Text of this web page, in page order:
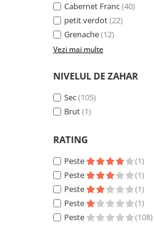
Cabernet Franc(40)
petit verdot(22)
Grenache(12)
Vezi mai multe
NIVELUL DE ZAHAR
Sec(105)
Brut(1)
RATING
Peste
(1)
Peste
(1)
Peste
(1)
Peste
(1)
Peste
(108)